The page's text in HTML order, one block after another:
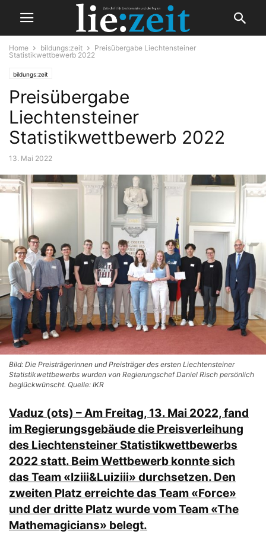
Home bildungs:zeit
Preisübergabe Liechtensteiner
Statistikwettbewerb 2022
bildungs:zeit
Preisübergabe
Liechtensteiner
Statistikwettbewerb 2022
13. Mai 2022
Bild: Die Preisträgerinnen und Preisträger des ersten Liechtensteiner
Statistikwettbewerbs wurden von Regierungschef Daniel Risch persönlich
beglückwünscht. Quelle: IKR
Vaduz (ots) – Am Freitag, 13. Mai 2022, fand
im Regierungsgebäude die Preisverleihung
des Liechtensteiner Statistikwettbewerbs
2022 statt. Beim Wettbewerb konnte sich
das Team «Iziii&Luiziii» durchsetzen. Den
zweiten Platz erreichte das Team «Force»
und der dritte Platz wurde vom Team «The
Mathemagicians» belegt.